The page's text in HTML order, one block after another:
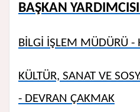
BAŞKAN
BİLGİ İŞLEM MÜDÜRÜ -
KÜLTÜR, SANAT VE
- DEVRAN ÇAKMAK